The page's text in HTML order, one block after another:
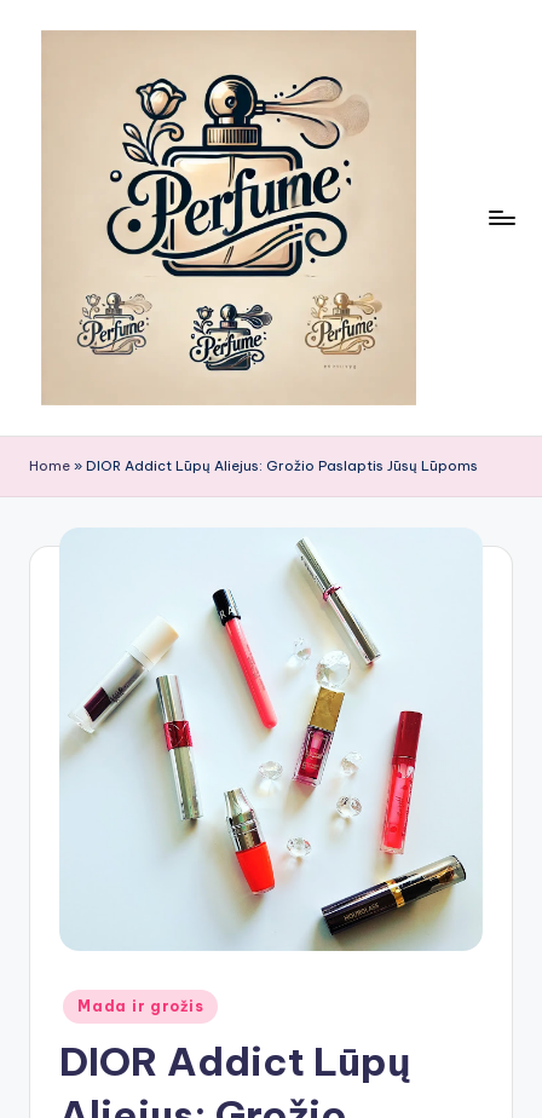
Home » DIOR Addict Lūpų Aliejus: Grožio Paslaptis Jūsų Lūpoms
Posted
in
Mada ir grožis
DIOR Addict Lūpų